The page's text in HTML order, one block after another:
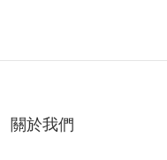
關於我們